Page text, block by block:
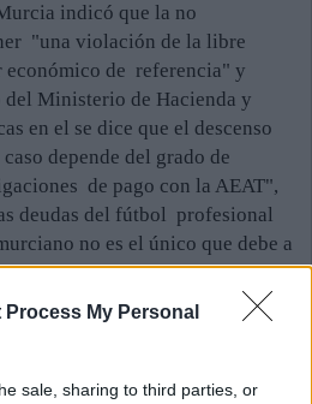
Process My Personal
sale, sharing to third parties, or
indicó que la no
"una violación de la libre
económico de referencia" y
del Ministerio de Hacienda y
en el se dice que el descenso
depende del grado de
de pago con la AEAT",
deudas del fútbol profesional
no es el único que debe a
el juez Andrés Sánchez-
que la decisión de la LFP
desventajosa frente a
adoptar una medida cautelar" ya